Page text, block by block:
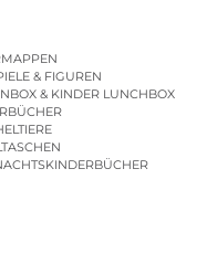
& FIGUREN
& KINDER LUNCHBOX